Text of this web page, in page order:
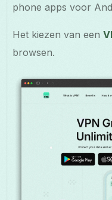
phone apps voor
Het kiezen van een
browsen.